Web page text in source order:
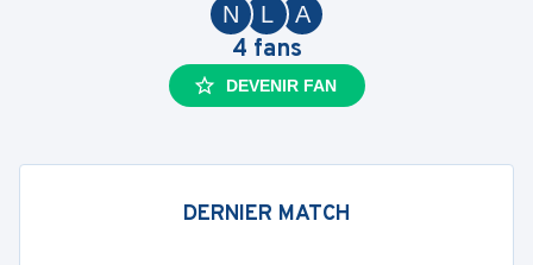
A
L
N
4 fans
DEVENIR FAN
DERNIER MATCH